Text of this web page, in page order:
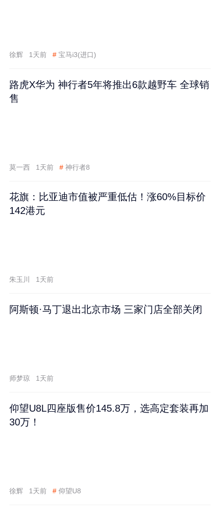
徐辉 1天前 # 宝马i3(进口)
路虎X华为 神行者5年将推出6款越野车 全球销
售
莫一西 1天前 # 神行者8
花旗：比亚迪市值被严重低估！涨60%目标价
142港元
朱玉川 1天前
阿斯顿·马丁退出北京市场 三家门店全部关闭
师梦琼 1天前
仰望U8L四座版售价145.8万，选高定套装再加
30万！
徐辉 1天前 # 仰望U8